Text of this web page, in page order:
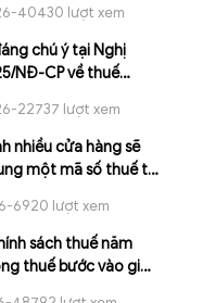
40430 lượt xem
chú ý tại Nghị
NĐ-CP về thuế
22737 lượt xem
nhiều cửa hàng sẽ
một mã số thuế từ
6920 lượt xem
sách thuế năm
thuế bước vào giai